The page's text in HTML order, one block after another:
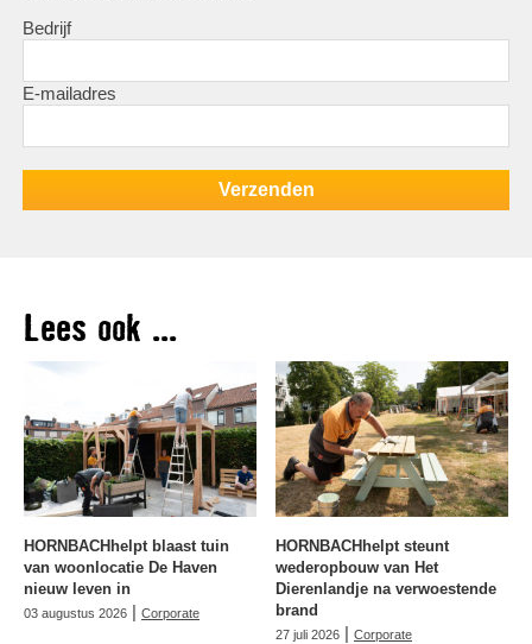
Bedrijf
E-mailadres
Lees ook ...
HORNBACHhelpt blaast tuin
van woonlocatie De Haven
nieuw leven in
03 augustus 2026 | Corporate
HORNBACHhelpt steunt
wederopbouw van Het
Dierenlandje na verwoestende
brand
27 juli 2026 | Corporate